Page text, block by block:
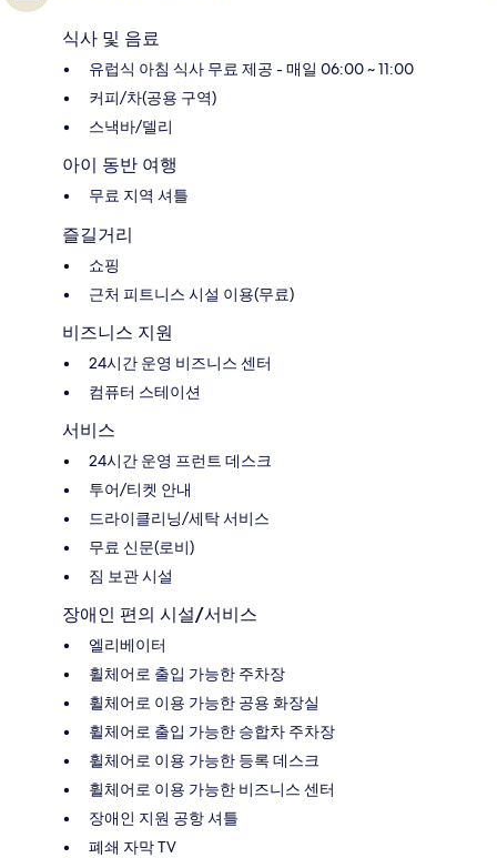
식사 및 음료
유럽식 아침 식사 무료 제공 - 매일 06:00 ~ 11:00
커피/차(공용 구역)
스낵바/델리
아이 동반 여행
무료 지역 셔틀
즐길거리
쇼핑
근처 피트니스 시설 이용(무료)
비즈니스 지원
24시간 운영 비즈니스 센터
컴퓨터 스테이션
서비스
24시간 운영 프런트 데스크
투어/티켓 안내
드라이클리닝/세탁 서비스
무료 신문(로비)
짐 보관 시설
장애인 편의 시설/서비스
엘리베이터
휠체어로 출입 가능한 주차장
휠체어로 이용 가능한 공용 화장실
휠체어로 출입 가능한 승합차 주차장
휠체어로 이용 가능한 등록 데스크
휠체어로 이용 가능한 비즈니스 센터
장애인 지원 공항 셔틀
폐쇄 자막 TV